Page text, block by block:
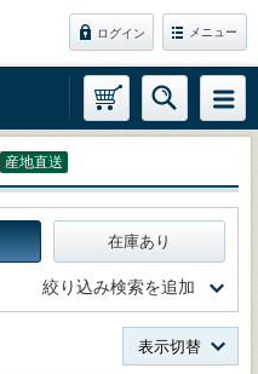
ログイン メニュー
産地直送
在庫あり
絞り込み検索を追加
表示切替